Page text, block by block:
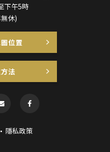
下午5時
休)
位置
法
隱私政策